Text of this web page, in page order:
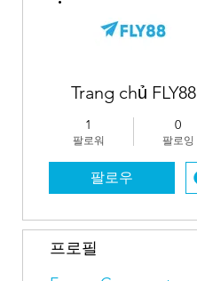
Trang chủ FLY88
1
팔로워
0
팔로잉
팔로우
프로필